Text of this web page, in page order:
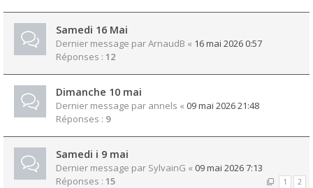
Samedi 16 Mai
Dernier message parArnaudB « 16 mai 2026 0:57
Réponses : 12
Dimanche 10 mai
Dernier message par annels « 09 mai 2026 21:48
Réponses : 9
Samedi i 9 mai
Dernier message par SylvainG « 09 mai 2026 7:13
Réponses : 15 1 2